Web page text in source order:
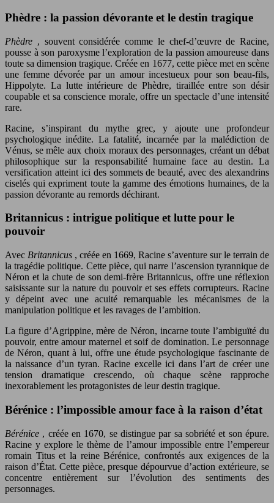
Phèdre : la passion dévorante et le destin tragique
Phèdre , souvent considérée comme le chef-d’œuvre de Racine,
pousse à son paroxysme l’exploration de la passion amoureuse dans
toute sa dimension tragique. Créée en 1677, cette pièce met en scène
une femme dévorée par un amour incestueux pour son beau-fils,
Hippolyte. La lutte intérieure de Phèdre, tiraillée entre son désir
coupable et sa conscience morale, offre un spectacle d’une intensité
rare.
Racine, s’inspirant du mythe grec, y ajoute une profondeur
psychologique inédite. La fatalité, incarnée par la malédiction de
Vénus, se mêle aux choix moraux des personnages, créant un débat
philosophique sur la responsabilité humaine face au destin. La
versification atteint ici des sommets de beauté, avec des alexandrins
ciselés qui expriment toute la gamme des émotions humaines, de la
passion dévorante au remords déchirant.
Britannicus : intrigue politique et lutte pour le
pouvoir
Avec Britannicus , créée en 1669, Racine s’aventure sur le terrain de
la tragédie politique. Cette pièce, qui narre l’ascension tyrannique de
Néron et la chute de son demi-frère Britannicus, offre une réflexion
saisissante sur la nature du pouvoir et ses effets corrupteurs. Racine
y dépeint avec une acuité remarquable les mécanismes de la
manipulation politique et les ravages de l’ambition.
La figure d’Agrippine, mère de Néron, incarne toute l’ambiguïté du
pouvoir, entre amour maternel et soif de domination. Le personnage
de Néron, quant à lui, offre une étude psychologique fascinante de
la naissance d’un tyran. Racine excelle ici dans l’art de créer une
tension dramatique crescendo, où chaque scène rapproche
inexorablement les protagonistes de leur destin tragique.
Bérénice : l’impossible amour face à la raison d’état
Bérénice , créée en 1670, se distingue par sa sobriété et son épure.
Racine y explore le thème de l’amour impossible entre l’empereur
romain Titus et la reine Bérénice, confrontés aux exigences de la
raison d’État. Cette pièce, presque dépourvue d’action extérieure, se
concentre entièrement sur l’évolution des sentiments des
personnages.